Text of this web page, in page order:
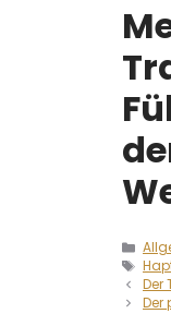
Der
Der